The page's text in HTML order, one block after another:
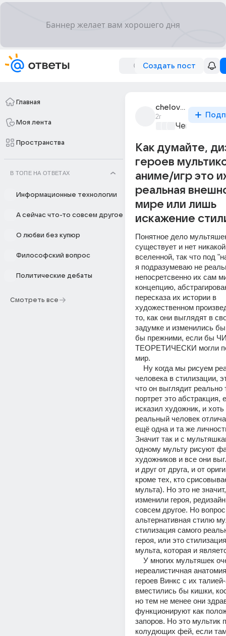
Создать пост
Главная
Моя лента
Пространства
В ТОПЕ НА ОТВЕТАХ
Информационные технологии
А сейчас что-то совсем другое
О любви без купюр
Философский вопрос
Политические дебаты
Смотреть все
chelovechik_238
2г
Чем
Как думайте,
героев
аниме/игр это
реальная
мире или лишь
искажение
Понятное дело
существует и нет
вселенной, так что под
я подразумеваю не
непосретсвенно их сам
концепцию,
пересказа их истории в
художественном
то, как они выглядят в
задумке и изменились
бы прежними, если бы
ТЕОРЕТИЧЕСКИ могли
мир.
человека в стилизации,
что он выглядит реально
портрет это абстракция,
исказил художник, и хоть
реальный человек
ещё одна и та же
Значит так и с
одному мульту рисуют
художников и все они
и друг от друга, и от
кроме тех, кто
мульта). Но это не
изменили героя,
совсем другое. Но
альтернативная стилю
стилизация самого
героя, или это
мульта, которая и
нереалистичная
героев Винкс с их
вместились бы кишки,
но тем не менее они
функционируют как
запоров. Но это мультик
колудющих фей, если